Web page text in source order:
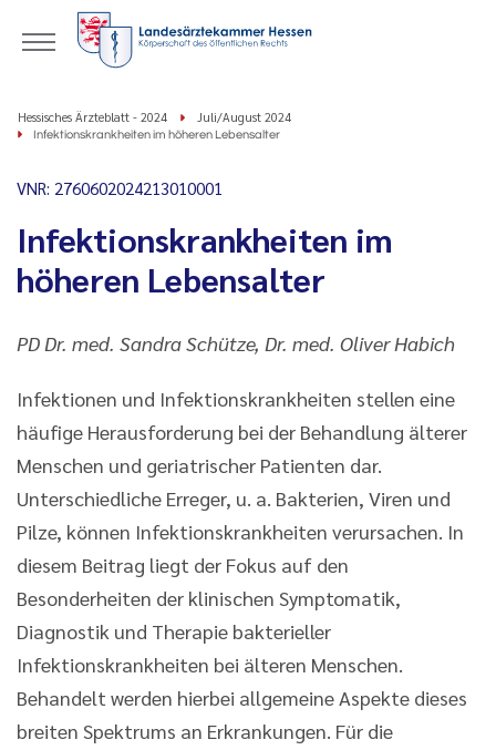
Hessisches Ärzteblatt - 2024 Juli/August 2024
Infektionskrankheiten im höheren Lebensalter
VNR: 2760602024213010001
Infektionskrankheiten im
höheren Lebensalter
PD Dr. med. Sandra Schütze, Dr. med. Oliver Habich
Infektionen und Infektionskrankheiten stellen eine
häufige Herausforderung bei der Behandlung älterer
Menschen und geriatrischer Patienten dar.
Unterschiedliche Erreger, u. a. Bakterien, Viren und
Pilze, können Infektionskrankheiten verursachen. In
diesem Beitrag liegt der Fokus auf den
Besonderheiten der klinischen Symptomatik,
Diagnostik und Therapie bakterieller
Infektionskrankheiten bei älteren Menschen.
Behandelt werden hierbei allgemeine Aspekte dieses
breiten Spektrums an Erkrankungen. Für die